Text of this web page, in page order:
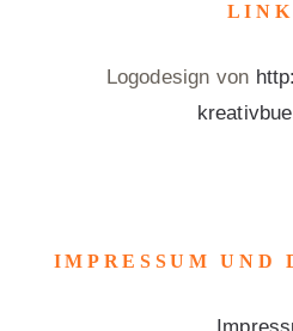
Logodesign von
IMPRESSUM UND